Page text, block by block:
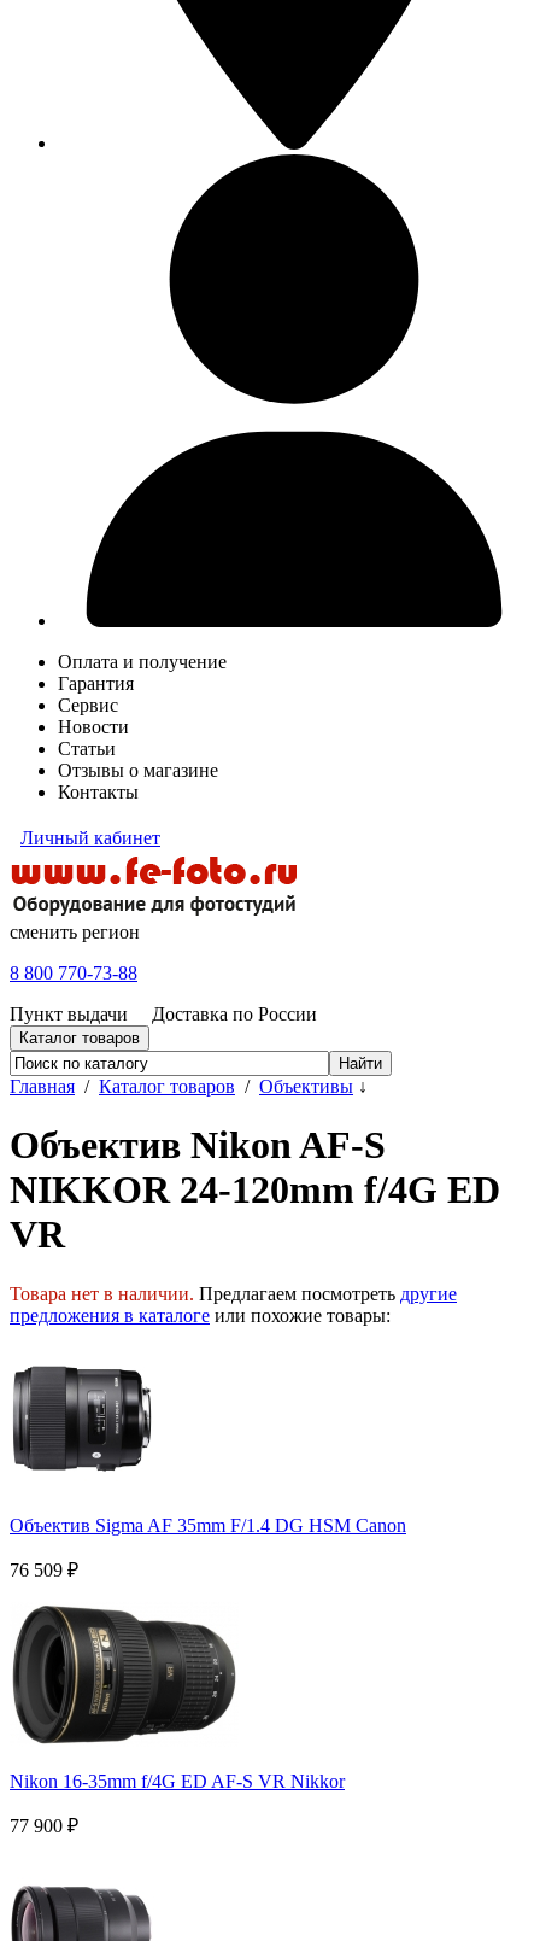
Оплата и получение
Гарантия
Сервис
Новости
Статьи
Отзывы о магазине
Контакты
Личный кабинет
сменить регион
8 800 770-73-88
Пункт выдачи
Доставка по России
Каталог товаров
Главная / Каталог товаров / Объективы ↓
Объектив Nikon AF-S
NIKKOR 24-120mm f/4G ED
VR
Товара нет в наличии. Предлагаем посмотреть другие
предложения в каталоге или похожие товары:
Объектив Sigma AF 35mm F/1.4 DG HSM Canon
76 509 ₽
Nikon 16-35mm f/4G ED AF-S VR Nikkor
77 900 ₽